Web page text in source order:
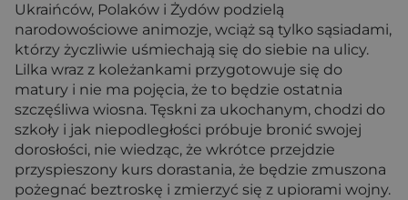
Ukraińców, Polaków i Żydów podzielą
narodowościowe animozje, wciąż są tylko sąsiadami,
którzy życzliwie uśmiechają się do siebie na ulicy.
Lilka wraz z koleżankami przygotowuje się do
matury i nie ma pojęcia, że to będzie ostatnia
szczęśliwa wiosna. Tęskni za ukochanym, chodzi do
szkoły i jak niepodległości próbuje bronić swojej
dorosłości, nie wiedząc, że wkrótce przejdzie
przyspieszony kurs dorastania, że będzie zmuszona
pożegnać beztroskę i zmierzyć się z upiorami wojny.